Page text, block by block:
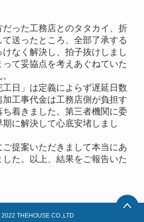
った工務店とのタタカイ、折
て送ったところ、全部了承する
けなく解決し、拍子抜けしまし
て妥協点を考えあぐねていた
日」は定義によらず遅延日数
加工事代金は工務店側が負担す
ち着きました。第三者機関に委
に解決して心底安堵しまし
提案いただきまして本当にあ
した。以上、結果をご報告いた
2022 THEHOUSE CO.,LTD